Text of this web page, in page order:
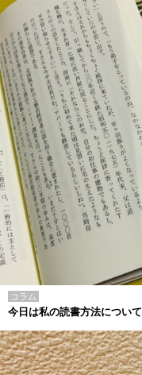
コラム
今日は私の読書方法について